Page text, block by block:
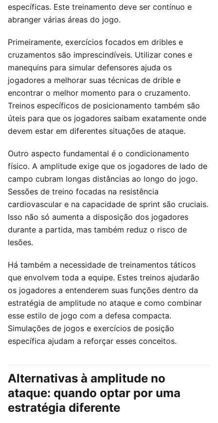
específicas. Este treinamento deve ser contínuo e
abranger várias áreas do jogo.
Primeiramente, exercícios focados em dribles e
cruzamentos são imprescindíveis. Utilizar cones e
manequins para simular defensores ajuda os
jogadores a melhorar suas técnicas de drible e
encontrar o melhor momento para o cruzamento.
Treinos específicos de posicionamento também são
úteis para que os jogadores saibam exatamente onde
devem estar em diferentes situações de ataque.
Outro aspecto fundamental é o condicionamento
físico. A amplitude exige que os jogadores de lado de
campo cubram longas distâncias ao longo do jogo.
Sessões de treino focadas na resistência
cardiovascular e na capacidade de sprint são cruciais.
Isso não só aumenta a disposição dos jogadores
durante a partida, mas também reduz o risco de
lesões.
Há também a necessidade de treinamentos táticos
que envolvem toda a equipe. Estes treinos ajudarão
os jogadores a entenderem suas funções dentro da
estratégia de amplitude no ataque e como combinar
esse estilo de jogo com a defesa compacta.
Simulações de jogos e exercícios de posição
específica ajudam a reforçar esses conceitos.
Alternativas à amplitude no
ataque: quando optar por uma
estratégia diferente